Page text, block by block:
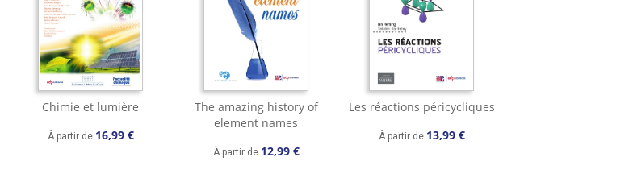
Chimie et lumière
À partir de 16,99 €
The amazing history of
element names
À partir de 12,99 €
Les réactions péricycliques
À partir de 13,99 €